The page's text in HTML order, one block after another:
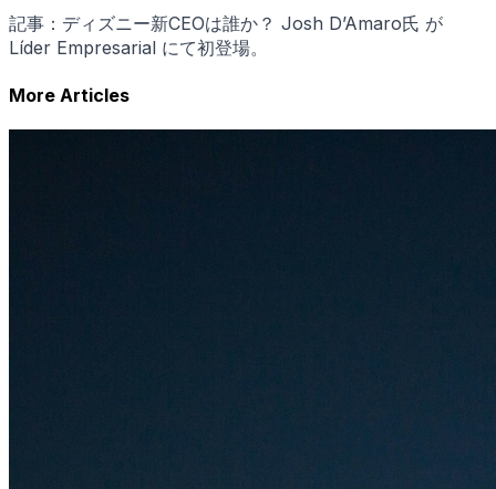
記事：ディズニー新CEOは誰か？ Josh D’Amaro氏 が
Líder Empresarial にて初登場。
More Articles